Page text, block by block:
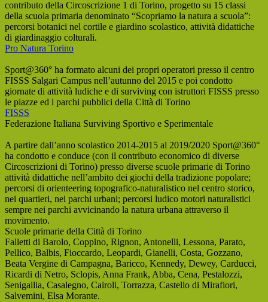
contributo della Circoscrizione 1 di Torino, progetto su 15 classi
della scuola primaria denominato “Scopriamo la natura a scuola”:
percorsi botanici nel cortile e giardino scolastico, attività didattiche
di giardinaggio colturali.
Pro Natura Torino
Sport@360° ha formato alcuni dei propri operatori presso il centro
FISSS Salgari Campus nell’autunno del 2015 e poi condotto
giornate di attività ludiche e di surviving con istruttori FISSS presso
le piazze ed i parchi pubblici della Città di Torino
FISSS
Federazione Italiana Surviving Sportivo e Sperimentale
A partire dall’anno scolastico 2014-2015 al 2019/2020 Sport@360°
ha condotto e conduce (con il contributo economico di diverse
Circoscrizioni di Torino) presso diverse scuole primarie di Torino
attività didattiche nell’ambito dei giochi della tradizione popolare;
percorsi di orienteering topografico-naturalistico nel centro storico,
nei quartieri, nei parchi urbani; percorsi ludico motori naturalistici
sempre nei parchi avvicinando la natura urbana attraverso il
movimento.
Scuole primarie della Città di Torino
Falletti di Barolo, Coppino, Rignon, Antonelli, Lessona, Parato,
Pellico, Balbis, Fioccardo, Leopardi, Gianelli, Costa, Gozzano,
Beata Vergine di Campagna, Baricco, Kennedy, Dewey, Carducci,
Ricardi di Netro, Sclopis, Anna Frank, Abba, Cena, Pestalozzi,
Senigallia, Casalegno, Cairoli, Torrazza, Castello di Mirafiori,
Salvemini, Elsa Morante.